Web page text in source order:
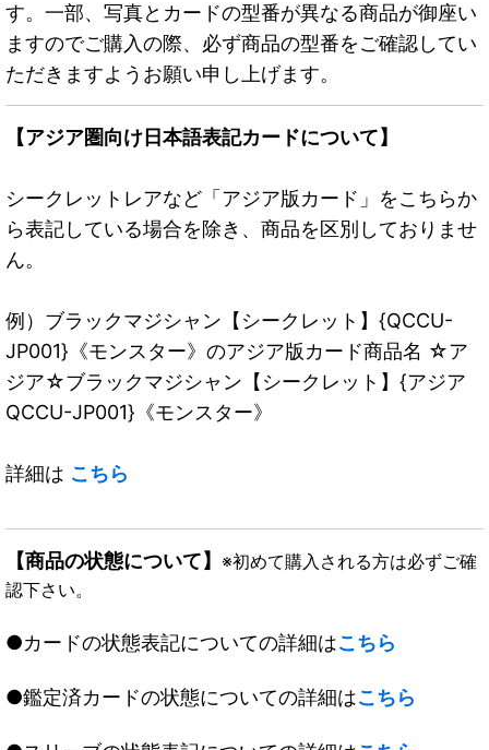
す。一部、写真とカードの型番が異なる商品が御座い
ますのでご購入の際、必ず商品の型番をご確認してい
ただきますようお願い申し上げます。
【アジア圏向け日本語表記カードについて】
シークレットレアなど「アジア版カード」をこちらか
ら表記している場合を除き、商品を区別しておりませ
ん。
例）ブラックマジシャン【シークレット】{QCCU-
JP001}《モンスター》のアジア版カード商品名 ☆ア
ジア☆ブラックマジシャン【シークレット】{アジア
QCCU-JP001}《モンスター》
詳細は こちら
【商品の状態について】 ※初めて購入される方は必ずご確
認下さい。
●カードの状態表記についての詳細はこちら
●鑑定済カードの状態についての詳細はこちら